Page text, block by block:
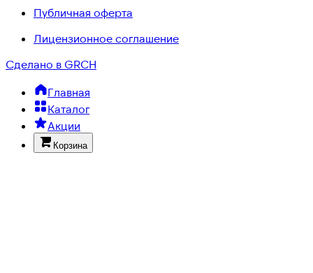
Публичная оферта
Лицензионное соглашение
Сделано в GRCH
Главная
Каталог
Акции
Корзина